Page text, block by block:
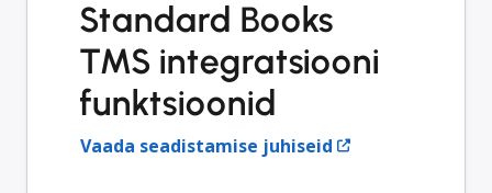
Standard Books
TMS integratsiooni
funktsioonid
Vaada seadistamise juhiseid